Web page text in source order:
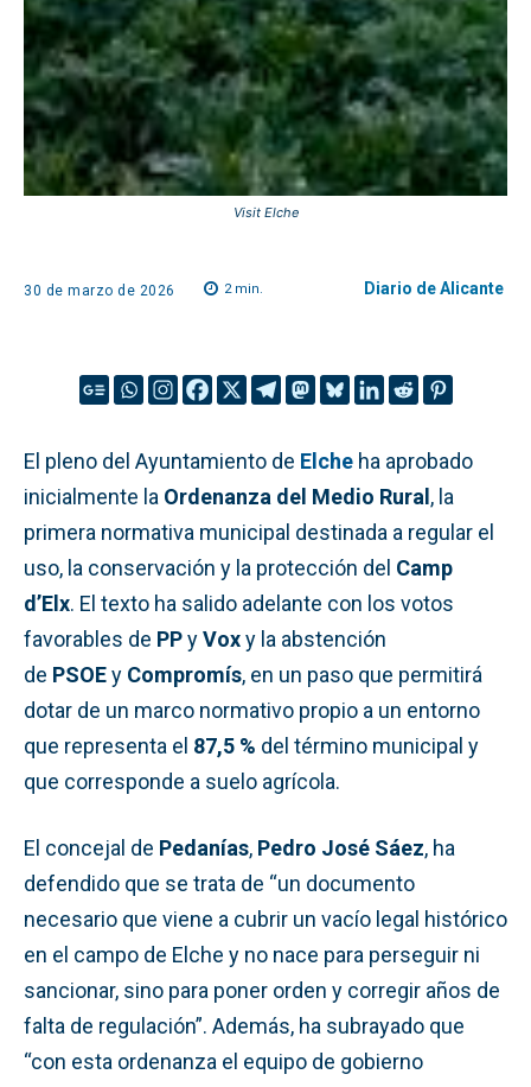
Visit Elche
30 de marzo de 2026 2min. Diario de Alicante
El pleno del Ayuntamiento de Elche ha aprobado
inicialmente la Ordenanza del Medio Rural, la
primera normativa municipal destinada a regular el
uso, la conservación y la protección del Camp
d’Elx. El texto ha salido adelante con los votos
favorables de PPyVoxy la abstención
de PSOEy Compromís, en un paso que permitirá
dotar de un marco normativo propio a un entorno
que representa el 87,5 % del término municipal y
que corresponde a suelo agrícola.
El concejal de Pedanías, Pedro José Sáez, ha
defendido que se trata de “un documento
necesario que viene a cubrir un vacío legal histórico
en el campo de Elche y no nace para perseguir ni
sancionar, sino para poner orden y corregir años de
falta de regulación”. Además, ha subrayado que
“con esta ordenanza el equipo de gobierno